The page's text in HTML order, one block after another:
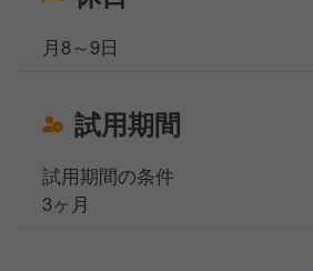
月8～9日
試用期間
試用期間の条件
3ヶ月